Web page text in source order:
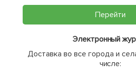
Перейти
Электронный
Доставка во все города и
числе: